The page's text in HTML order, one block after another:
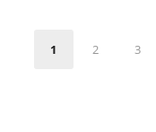
1 2 3